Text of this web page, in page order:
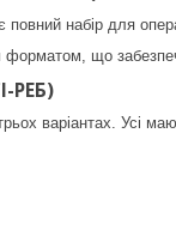
набір для
що
РЕБ)
варіантах. Усі